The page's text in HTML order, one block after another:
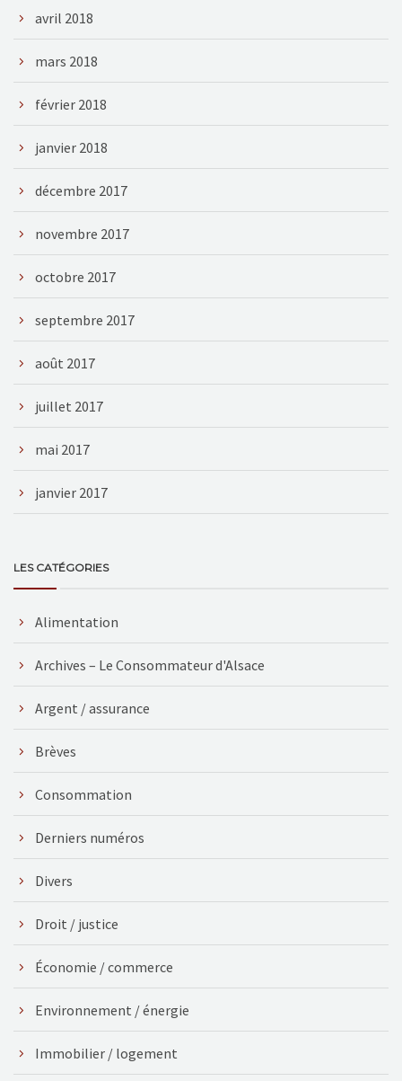
avril 2018
mars 2018
février 2018
janvier 2018
décembre 2017
novembre 2017
octobre 2017
septembre 2017
août 2017
juillet 2017
mai 2017
janvier 2017
LES CATÉGORIES
Alimentation
Archives – Le Consommateur d'Alsace
Argent / assurance
Brèves
Consommation
Derniers numéros
Divers
Droit / justice
Économie / commerce
Environnement / énergie
Immobilier / logement